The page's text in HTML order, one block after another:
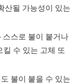
산될 가능성이 있는
스스로 불이 붙거나
수 있는 고체 또
불이 붙을 수 있는